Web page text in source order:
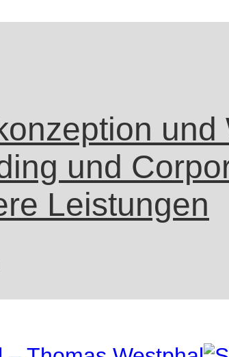
und
und
Leistungen